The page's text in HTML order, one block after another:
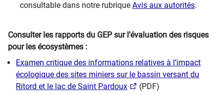
consultable dans notre rubrique Avis aux autorités.
Consulter les rapports du GEP sur l’évaluation des risques
pour les écosystèmes :
Examen critique des informations relatives à l’impact
écologique des sites miniers sur le bassin versant du
Ritord et le lac de Saint Pardoux
(PDF)